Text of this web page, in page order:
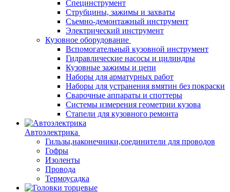
Специнструмент
Струбцины, зажимы и захваты
Съемно-демонтажный инструмент
Электрический инструмент
Кузовное оборудование
Вспомогательный кузовной инструмент
Гидравлические насосы и цилиндры
Кузовные зажимы и цепи
Наборы для арматурных работ
Наборы для устранения вмятин без покраски
Сварочные аппараты и споттеры
Системы измерения геометрии кузова
Стапели для кузовного ремонта
Автоэлектрика
Гильзы,наконечники,соединители для проводов
Гофры
Изоленты
Провода
Термоусадка